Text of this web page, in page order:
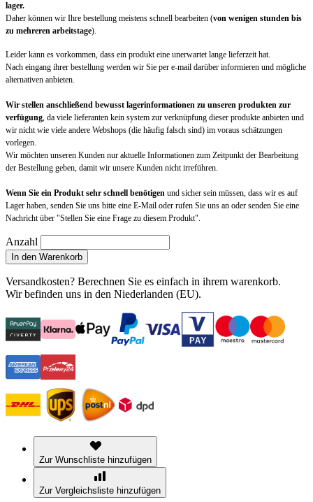
lager.
Daher können wir Ihre bestellung meistens schnell bearbeiten (von wenigen stunden bis
zu mehreren arbeitstage).
Leider kann es vorkommen, dass ein produkt eine unerwartet lange lieferzeit hat.
Nach eingang ihrer bestellung werden wir Sie per e-mail darüber informieren und mögliche
alternativen anbieten.
Wir stellen anschließend bewusst lagerinformationen zu unseren produkten zur
verfügung, da viele lieferanten kein system zur verknüpfung dieser produkte anbieten und
wir nicht wie viele andere Webshops (die häufig falsch sind) im voraus schätzungen
vorlegen.
Wir möchten unseren Kunden nur aktuelle Informationen zum Zeitpunkt der Bearbeitung
der Bestellung geben, damit wir unsere Kunden nicht irreführen.
Wenn Sie ein Produkt sehr schnell benötigen und sicher sein müssen, dass wir es auf
Lager haben, senden Sie uns bitte eine E-Mail oder rufen Sie uns an oder senden Sie eine
Nachricht über "Stellen Sie eine Frage zu diesem Produkt".
Anzahl
In den Warenkorb
Versandkosten? Berechnen Sie es einfach in ihrem warenkorb.
Wir befinden uns in den Niederlanden (EU).
Zur Wunschliste hinzufügen
Zur Vergleichsliste hinzufügen